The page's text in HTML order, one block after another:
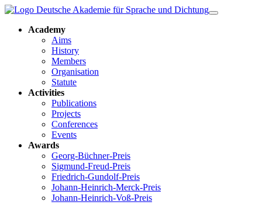
Academy
Aims
History
Members
Organisation
Statute
Activities
Publications
Projects
Conferences
Events
Awards
Georg-Büchner-Preis
Sigmund-Freud-Preis
Friedrich-Gundolf-Preis
Johann-Heinrich-Merck-Preis
Johann-Heinrich-Voß-Preis